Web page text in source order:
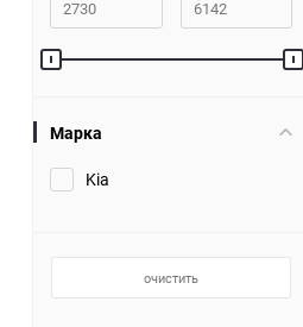
Марка
Kia
очистить